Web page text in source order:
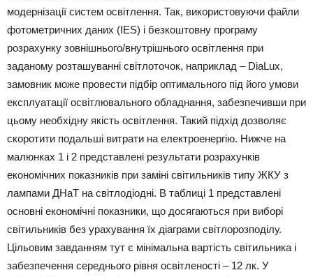
модернізації систем освітлення. Так, використовуючи файли
фотометричних даних (IES) і безкоштовну програму
розрахунку зовнішнього/внутрішнього освітлення при
заданому розташуванні світлоточок, наприклад – DiaLux,
замовник може провести підбір оптимального під його умови
експлуатації освітлювального обладнання, забезпечивши при
цьому необхідну якість освітлення. Такий підхід дозволяє
скоротити подальші витрати на електроенергію. Нижче на
малюнках 1 і 2 представлені результати розрахунків
економічних показників при заміні світильників типу ЖКУ з
лампами ДНаТ на світлодіодні. В таблиці 1 представлені
основні економічні показники, що досягаються при виборі
світильників без урахування їх діаграми світлорозподілу.
Цільовим завданням тут є мінімальна вартість світильника і
забезпечення середнього рівня освітленості – 12 лк. У